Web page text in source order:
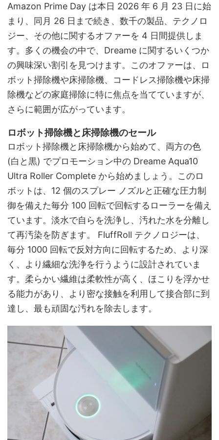
Amazon Prime Day は本日 2026 年 6 月 23 日に始
まり、同月 26 日まで続き、数千の製品、テクノロ
ジー、その他に関するオファーを 4 日間提供しま
す。多くの機会の中で、Dreame に関するいくつか
の興味深い割引を見つけます。このオファーは、ロ
ボット掃除機や床掃除機、コードレス掃除機や床掃
除機などの家庭掃除に特に焦点を当てていますが、
さらに範囲が広がっています。
ロボット掃除機と床掃除機のセール
ロボット掃除機と床掃除機から始めて、両方の色
(白と黒) でプロモーション中の Dreame Aqua10
Ultra Roller Complete から始めましょう。このロ
ボットは、12 個のスプレー ノズルと正確な圧力制
御を備えた毎分 100 回転で回転するローラーを備え
ています。淡水で自らを洗浄し、汚れた水を分離し
て再汚染を防ぎます。 FluffRoll テクノロジーは、
毎分 1000 回転で反対方向に回転するため、より深
く、より繊細な洗浄を行うように設計されていま
す。柔らかい繊維は柔軟性が高く、ほこりを浮かせ
る能力があり、より密な接触を利用して接合部に到
達し、最も頑固な汚れを除去します。